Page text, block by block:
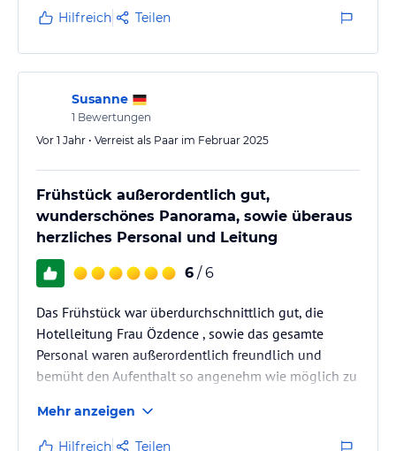
Gebäude deutlich zu hören. Sie beginnt täglich um
10:00 Uhr morgens und endet erst gegen Mitternacht.
An Ruhe oder Erholung ist daher nicht zu denken;
nach drei Tagen kannte ich die Musikstücke bereits
auswendig.
Ein weiteres Problem…
Hilfreich Teilen
Susanne
1 Bewertungen
Vor 1 Jahr • Verreist als Paar im Februar 2025
Frühstück außerordentlich gut,
wunderschönes Panorama, sowie überaus
herzliches Personal und Leitung
6 / 6
Das Frühstück war überdurchschnittlich gut, die
Hotelleitung Frau Özdence , sowie das gesamte
Personal waren außerordentlich freundlich und
bemüht den Aufenthalt so angenehm wie möglich zu
das jeden Tag aufs Neue
Mehr anzeigen
Hilfreich Teilen